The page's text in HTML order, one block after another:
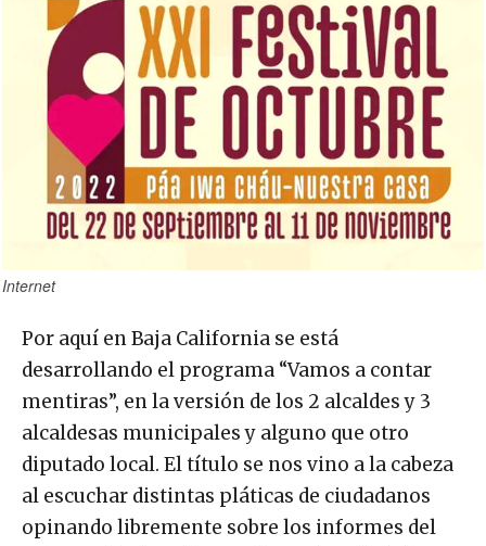
Internet
Por aquí en Baja California se está
desarrollando el programa “Vamos a contar
mentiras”, en la versión de los 2 alcaldes y 3
alcaldesas municipales y alguno que otro
diputado local. El título se nos vino a la cabeza
al escuchar distintas pláticas de ciudadanos
opinando libremente sobre los informes del